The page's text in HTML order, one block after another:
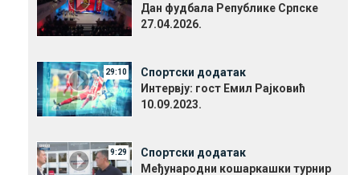
Дан фудбала Републике Српске
27.04.2026.
29:10
Спортски додатак
Интервју: гост Емил Рајковић
10.09.2023.
9:29
Спортски додатак
Међународни кошаркашки турнир